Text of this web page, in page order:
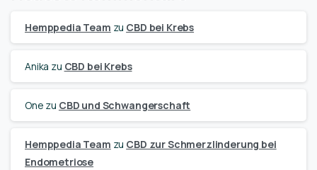
Hemppedia Team zu CBD bei Krebs
Anika zu CBD bei Krebs
One zu CBD und Schwangerschaft
Hemppedia Team zu CBD zur Schmerzlinderung bei
Endometriose